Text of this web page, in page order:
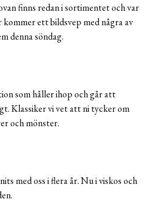
finns redan i sortimentet och var
ett bildsvep med några av
denna söndag.
som håller ihop och går att
Klassiker vi vet att ni tycker om
och mönster.
med oss i flera år. Nu i viskos och